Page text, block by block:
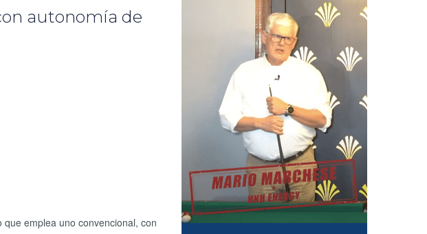
autonomía de
emplea uno convencional, con